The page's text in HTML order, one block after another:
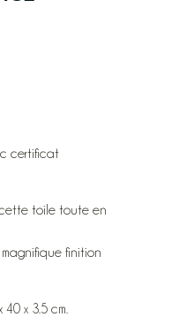
certificat
cette toile toute en
finition
40 x 3.5 cm.